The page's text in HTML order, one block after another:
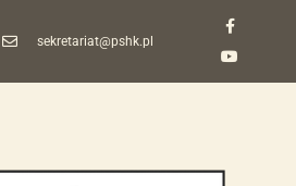
sekretariat@pshk.pl